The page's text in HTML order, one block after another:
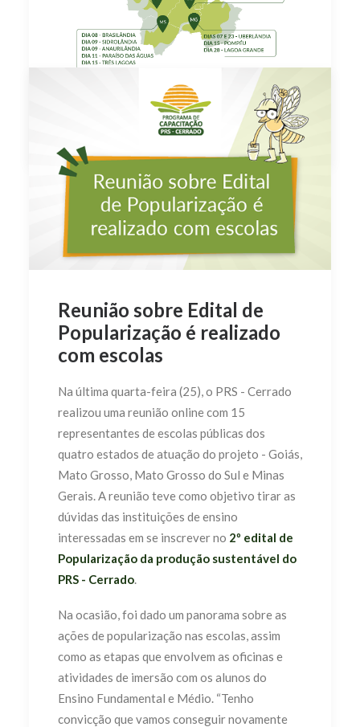
Reunião sobre Edital de
Popularização é realizado
com escolas
Na última quarta-feira (25), o PRS - Cerrado
realizou uma reunião online com 15
representantes de escolas públicas dos
quatro estados de atuação do projeto - Goiás,
Mato Grosso, Mato Grosso do Sul e Minas
Gerais. A reunião teve como objetivo tirar as
dúvidas das instituições de ensino
interessadas em se inscrever no 2º edital de
Popularização da produção sustentável do
PRS - Cerrado.
Na ocasião, foi dado um panorama sobre as
ações de popularização nas escolas, assim
como as etapas que envolvem as oficinas e
atividades de imersão com os alunos do
Ensino Fundamental e Médio. “Tenho
convicção que vamos conseguir novamente